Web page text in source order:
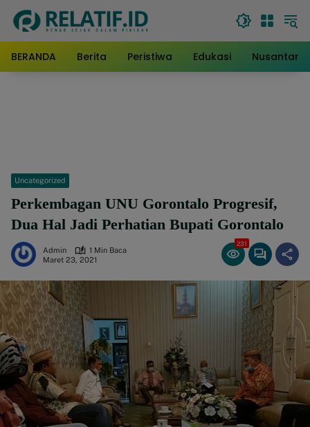
konten
BERANDA Berita Peristiwa Edukasi Nusantara
Uncategorized
Perkembagan UNU Gorontalo Progresif,
Dua Hal Jadi Perhatian Bupati Gorontalo
Admin
1 Min Baca
Maret 23, 2021
231